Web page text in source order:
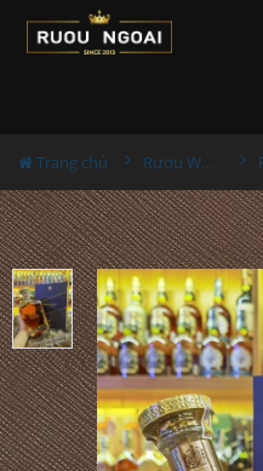
Trang chủ Rượu Whisky